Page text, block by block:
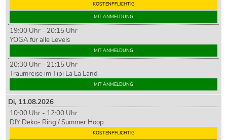
KOSTENPFLICHTIG
MIT ANMELDUNG
19:00 Uhr - 20:15 Uhr
YOGA für alle Levels
MIT ANMELDUNG
20:30 Uhr - 21:15 Uhr
Traumreise im Tipi La La Land -
MIT ANMELDUNG
Di, 11.08.2026
10:00 Uhr - 12:00 Uhr
DIY Deko- Ring / Summer Hoop
KOSTENPFLICHTIG